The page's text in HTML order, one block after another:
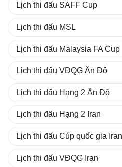
Lịch thi đấu SAFF Cup
Lịch thi đấu MSL
Lịch thi đấu Malaysia FA Cup
Lịch thi đấu VĐQG Ấn Độ
Lịch thi đấu Hạng 2 Ấn Độ
Lịch thi đấu Hạng 2 Iran
Lịch thi đấu Cúp quốc gia Iran
Lịch thi đấu VĐQG Iran